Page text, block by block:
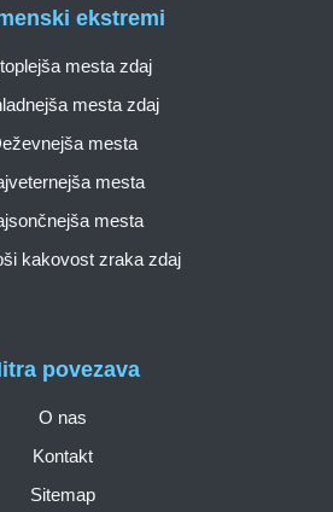
povezava
O nas
Kontakt
Sitemap
ekstremi
mesta zdaj
mesta zdaj
mesta
mesta
mesta
kakovost zraka zdaj